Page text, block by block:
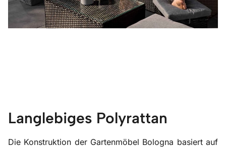
Langlebiges Polyrattan
Die Konstruktion der Gartenmöbel Bologna basiert auf